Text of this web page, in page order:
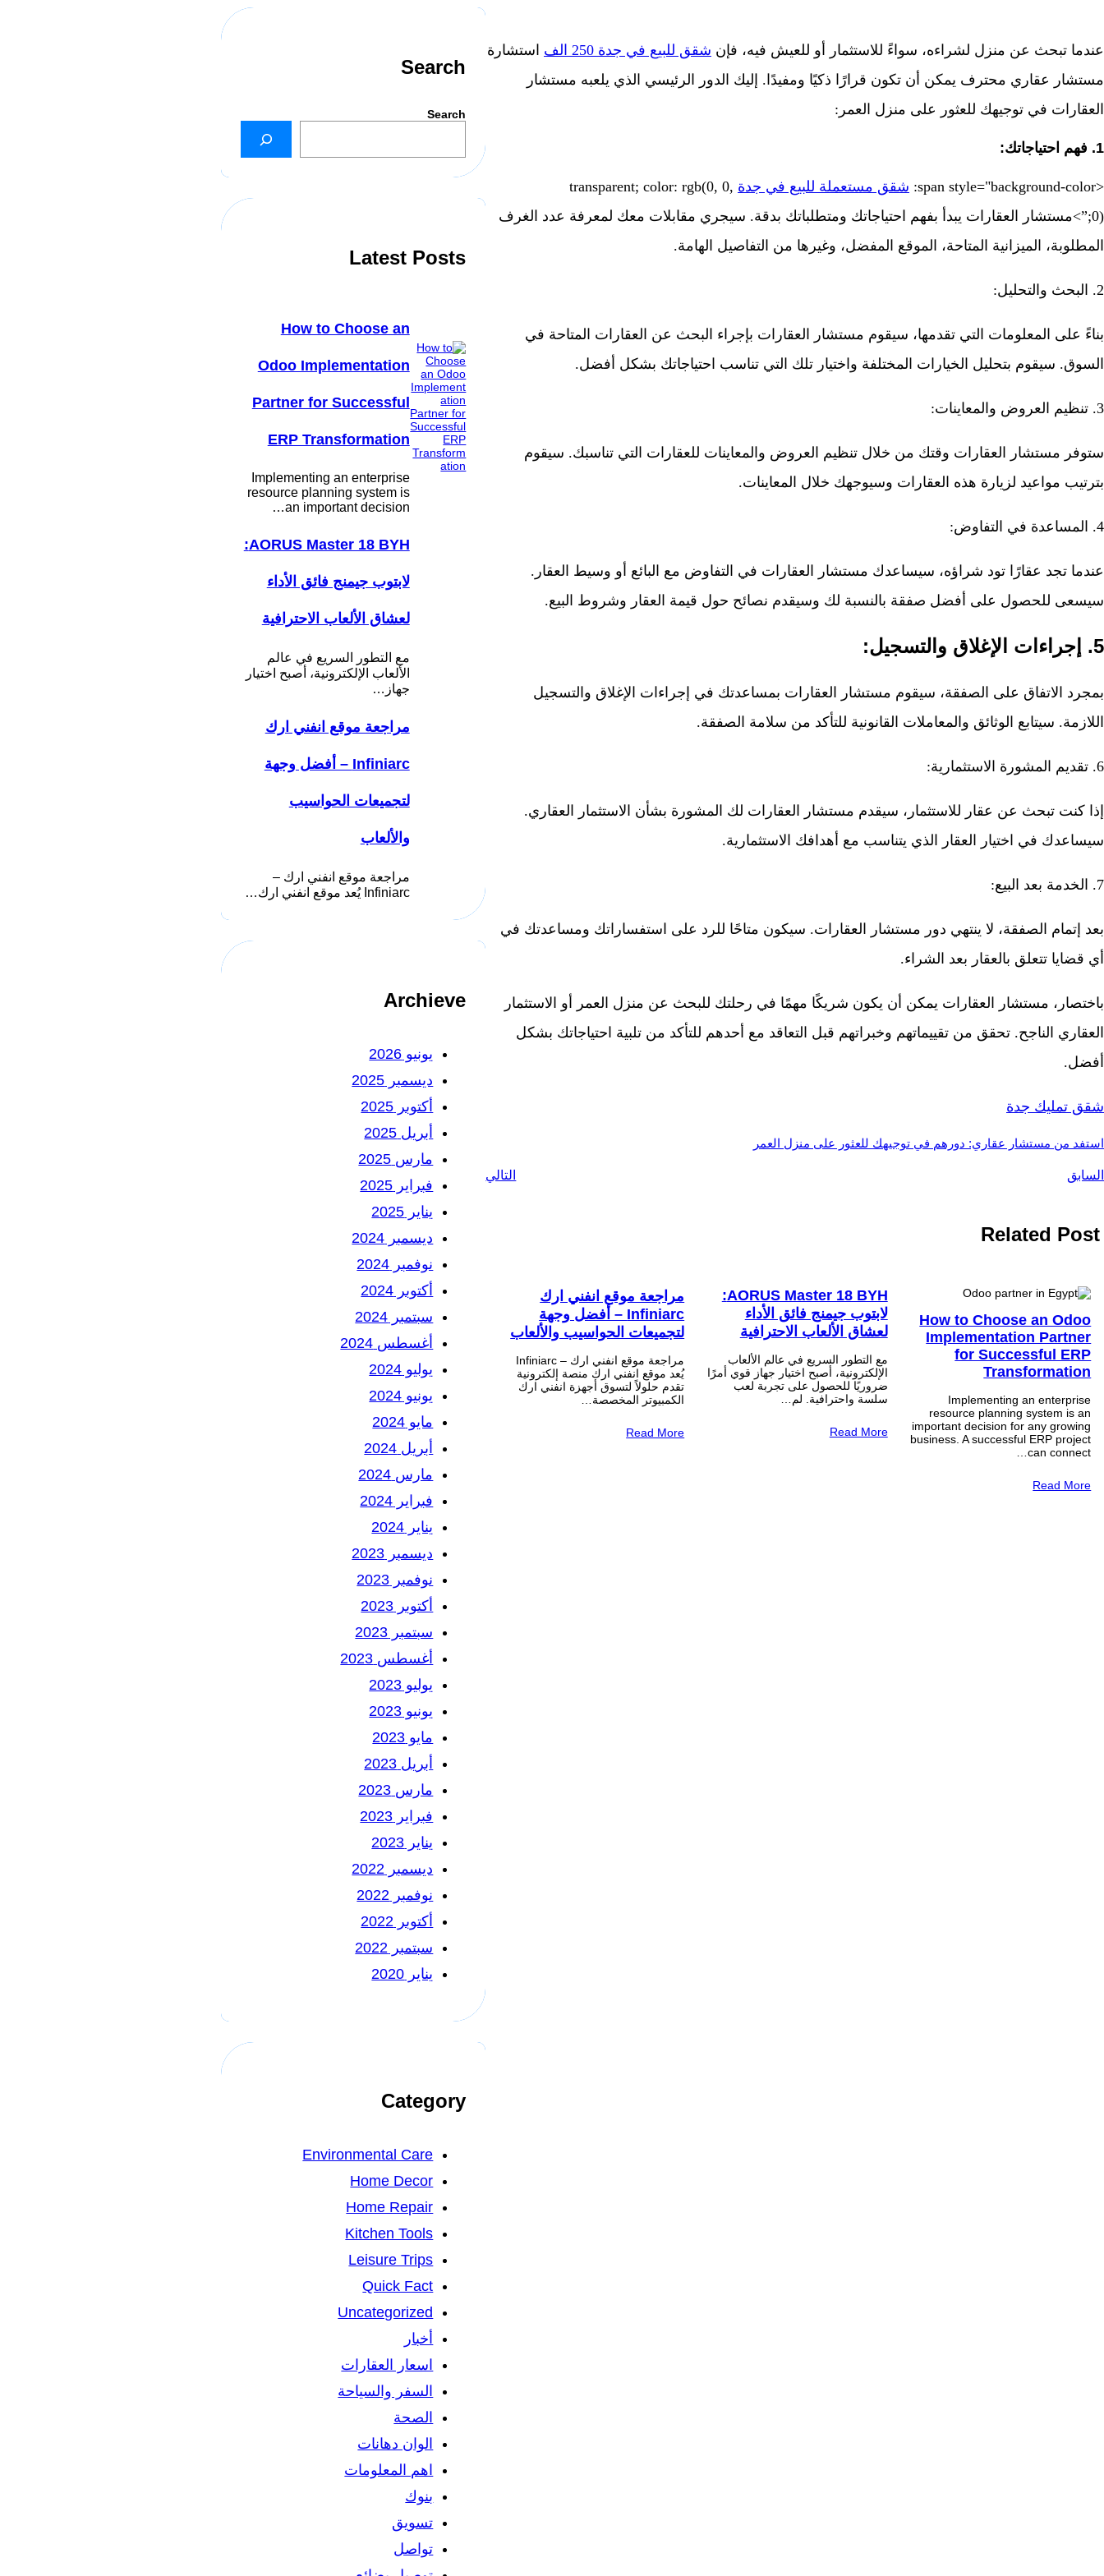
عندما تبحث عن منزل لشراءه، سواءً للاستثمار أو للعيش فيه، فإن شقق للبيع في جدة 250 الف
استشارة
مستشار عقاري محترف يمكن أن تكون قرارًا ذكيًا ومفيدًا. إليك الدور الرئيسي الذي يلعبه مستشار
العقارات في توجيهك للعثور على منزل العمر:
1. فهم احتياجاتك:
<span style="background-color: شقق مستعملة للبيع في جدة transparent; color: rgb(0, 0,
0);”>مستشار العقارات يبدأ بفهم احتياجاتك ومتطلباتك بدقة. سيجري مقابلات معك لمعرفة عدد الغرف
المطلوبة، الميزانية المتاحة، الموقع المفضل، وغيرها من التفاصيل الهامة.
2. البحث والتحليل:
بناءً على المعلومات التي تقدمها، سيقوم مستشار العقارات بإجراء البحث عن العقارات المتاحة في
السوق. سيقوم بتحليل الخيارات المختلفة واختيار تلك التي تناسب احتياجاتك بشكل أفضل.
3. تنظيم العروض والمعاينات:
ستوفر مستشار العقارات وقتك من خلال تنظيم العروض والمعاينات للعقارات التي تناسبك. سيقوم
بترتيب مواعيد لزيارة هذه العقارات وسيوجهك خلال المعاينات.
4. المساعدة في التفاوض:
عندما تجد عقارًا تود شراؤه، سيساعدك مستشار العقارات في التفاوض مع البائع أو وسيط العقار.
سيسعى للحصول على أفضل صفقة بالنسبة لك وسيقدم نصائح حول قيمة العقار وشروط البيع.
5. إجراءات الإغلاق والتسجيل:
بمجرد الاتفاق على الصفقة، سيقوم مستشار العقارات بمساعدتك في إجراءات الإغلاق والتسجيل
اللازمة. سيتابع الوثائق والمعاملات القانونية للتأكد من سلامة الصفقة.
6. تقديم المشورة الاستثمارية:
إذا كنت تبحث عن عقار للاستثمار، سيقدم مستشار العقارات لك المشورة بشأن الاستثمار العقاري.
سيساعدك في اختيار العقار الذي يتناسب مع أهدافك الاستثمارية.
7. الخدمة بعد البيع:
بعد إتمام الصفقة، لا ينتهي دور مستشار العقارات. سيكون متاحًا للرد على استفساراتك ومساعدتك في
أي قضايا تتعلق بالعقار بعد الشراء.
باختصار، مستشار العقارات يمكن أن يكون شريكًا مهمًا في رحلتك للبحث عن منزل العمر أو الاستثمار
العقاري الناجح. تحقق من تقييماتهم وخبراتهم قبل التعاقد مع أحدهم للتأكد من تلبية احتياجاتك بشكل
أفضل.
شقق تمليك جدة
استفد من مستشار عقاري: دورهم في توجيهك للعثور على منزل العمر
السابق التالي
Related Post
How to Choose an Odoo
Implementation Partner
for Successful ERP
Transformation
Implementing an enterprise
resource planning system is an
important decision for any growing
business. A successful ERP project
can connect…
Read More
AORUS Master 18 BYH:
لابتوب جيمنج فائق الأداء
لعشاق الألعاب الاحترافية
مع التطور السريع في عالم الألعاب
الإلكترونية، أصبح اختيار جهاز قوي أمرًا
ضروريًا للحصول على تجربة لعب
سلسة واحترافية. لم…
Read More
مراجعة موقع انفني ارك
Infiniarc – أفضل وجهة
لتجميعات الحواسيب والألعاب
مراجعة موقع انفني ارك – Infiniarc
يُعد موقع انفني ارك منصة إلكترونية
تقدم حلولاً لتسوق أجهزة انفني ارك
الكمبيوتر المخصصة…
Read More
Search
Search
Latest Posts
How to Choose an
Odoo Implementation
Partner for Successful
ERP Transformation
Implementing an enterprise
resource planning system is
an important decision…
AORUS Master 18 BYH:
لابتوب جيمنج فائق الأداء
لعشاق الألعاب الاحترافية
مع التطور السريع في عالم
الألعاب الإلكترونية، أصبح اختيار
جهاز…
مراجعة موقع انفني ارك
Infiniarc – أفضل وجهة
لتجميعات الحواسيب
والألعاب
مراجعة موقع انفني ارك –
Infiniarc يُعد موقع انفني ارك…
Archieve
يونيو 2026
ديسمبر 2025
أكتوبر 2025
أبريل 2025
مارس 2025
فبراير 2025
يناير 2025
ديسمبر 2024
نوفمبر 2024
أكتوبر 2024
سبتمبر 2024
أغسطس 2024
يوليو 2024
يونيو 2024
مايو 2024
أبريل 2024
مارس 2024
فبراير 2024
يناير 2024
ديسمبر 2023
نوفمبر 2023
أكتوبر 2023
سبتمبر 2023
أغسطس 2023
يوليو 2023
يونيو 2023
مايو 2023
أبريل 2023
مارس 2023
فبراير 2023
يناير 2023
ديسمبر 2022
نوفمبر 2022
أكتوبر 2022
سبتمبر 2022
يناير 2020
Category
Environmental Care
Home Decor
Home Repair
Kitchen Tools
Leisure Trips
Quick Fact
Uncategorized
أخبار
اسعار العقارات
السفر والسياحة
الصحة
الوان دهانات
اهم المعلومات
بنوك
تسويق
تواصل